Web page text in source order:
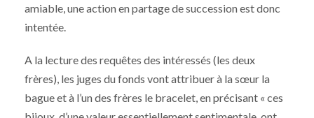
amiable, une action en partage de succession est donc
intentée.
A la lecture des requêtes des intéressés (les deux
frères), les juges du fonds vont attribuer à la sœur la
bague et à l’un des frères le bracelet, en précisant « ces